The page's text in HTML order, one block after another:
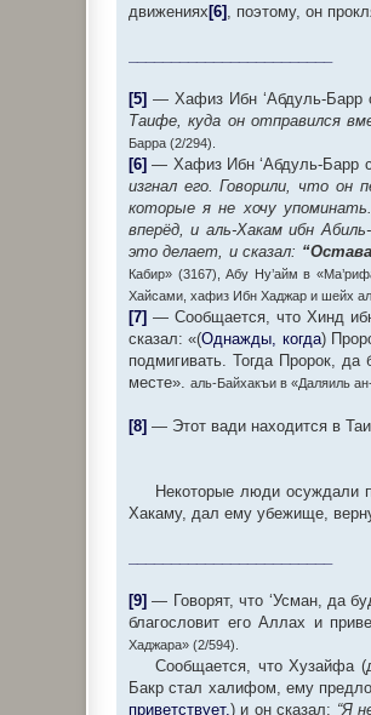
движениях[6] , поэтому, он
[5] — Хафиз Ибн ‘Абдуль-Барр
Таифе, куда он отправился
Барра (2/294).
[6] — Хафиз Ибн ‘Абдуль-Барр
изгнал его. Говорили, что он
которые я не хочу
вперёд, и аль-Хакам ибн
это делает, и сказал:
Кабир» (3167), Абу Ну’айм в
Хайсами, хафиз Ибн Хаджар и шейх
[7] — Сообщается, что Хинд
сказал: «(Однажды, когда)
подмигивать. Тогда Пророк, да
месте».
аль-Байхакъи в «Даляиль
[8] — Этот вади находится в
Некоторые люди осуждали
Хакаму, дал ему убежище,
[9] — Говорят, что ‘Усман, да
благословит его Аллах и
Хаджара» (2/594).
Сообщается, что Хузайфа
Бакр стал халифом, ему
приветствует, ) и он сказал: “Я